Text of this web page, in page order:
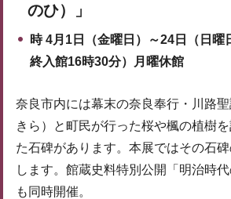
のひ）」
時 4月1日（金曜日）～24日（日曜
終入館16時30分）月曜休館
奈良市内には幕末の奈良奉行・川路
きら）と町民が行った桜や楓の植樹
た石碑があります。本展ではその石
します。館蔵史料特別公開「明治時代
も同時開催。